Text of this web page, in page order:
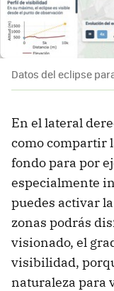
Datos del eclipse
En el lateral
como compartir
fondo para por
especialmente
puedes activar
zonas podrás
visionado, el
visibilidad,
naturaleza para